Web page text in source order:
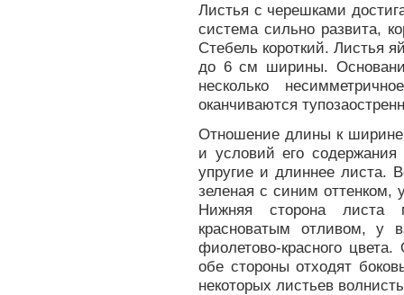
Листья с черешками
система сильно развита,
Стебель короткий. Листья
до 6 см ширины.
несколько
оканчиваются
Отношение длины к ширине
и условий его
упругие и длиннее листа.
зеленая с синим оттенком,
Нижняя сторона листа
красноватым отливом, у
фиолетово-красного
обе стороны отходят
некоторых листьев